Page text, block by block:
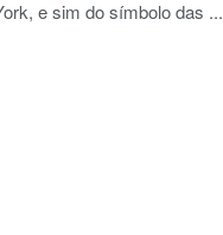
e sim do símbolo das ...